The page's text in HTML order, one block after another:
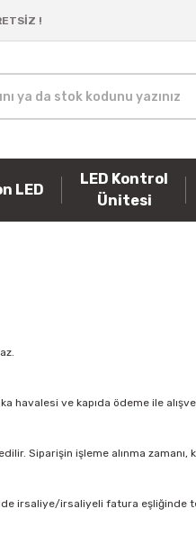
!
LED
LED Kontrol
Ünitesi
havalesi ve kapıda ödeme ile
Siparişin işleme alınma zamanı,
irsaliye/irsaliyeli fatura eşliğinde